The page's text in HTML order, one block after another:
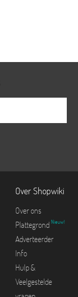
Over Shopwiki
Over ons
Plattegrond Nieuw!
Adverteerder
Info
Hulp &
Veelgestelde